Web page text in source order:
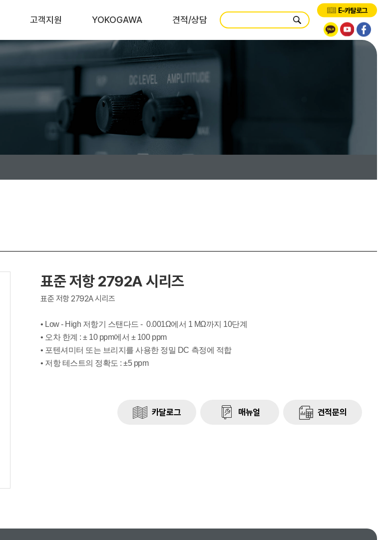
고객지원
산업별 어플리케이션
제품기초지식
White Papers
YOKOGAWA
회사소개
Sales Network
대리점안내
오시는길
견적/상담
시스템견적
서비스견적
교육요청
E-카탈로그
표준 저항 2792A 시리즈
표준 저항 2792A 시리즈
• Low - High 저항기 스탠다드 - 0.001Ω에서 1 MΩ까지 10단계
• 오차 한계 : ± 10 ppm에서 ± 100 ppm
• 포텐셔미터 또는 브리지를 사용한 정밀 DC 측정에 적합
• 저항 테스트의 정확도 : ±5 ppm
카달로그 매뉴얼 견적문의